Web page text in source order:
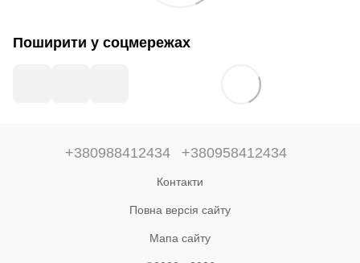
Поширити у соцмережах
+380988412434 +380958412434
Контакти
Повна версія сайту
Мапа сайту